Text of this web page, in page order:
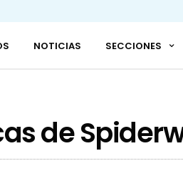
NOTICIAS SECCIONES
de